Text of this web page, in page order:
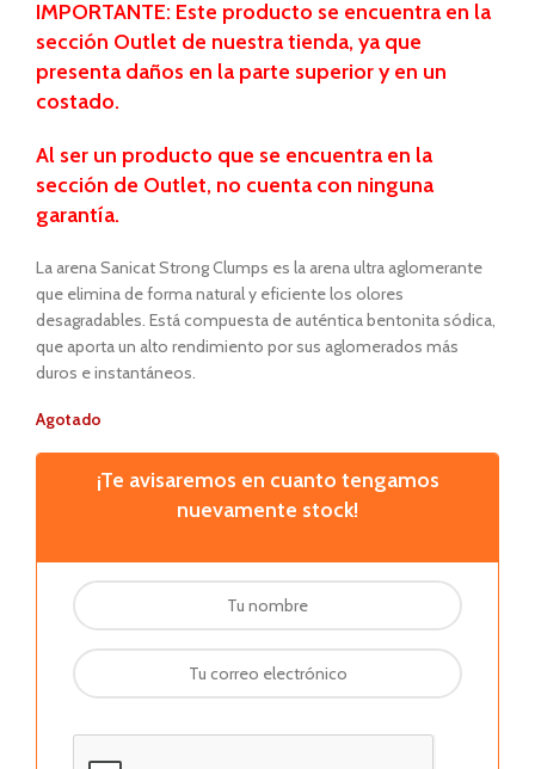
IMPORTANTE: Este producto se encuentra en la
sección Outlet de nuestra tienda, ya que
presenta daños en la parte superior y en un
costado.
Al ser un producto que se encuentra en la
sección de Outlet, no cuenta con ninguna
garantía.
La arena Sanicat Strong Clumps es la arena ultra aglomerante
que elimina de forma natural y eficiente los olores
desagradables. Está compuesta de auténtica bentonita sódica,
que aporta un alto rendimiento por sus aglomerados más
duros e instantáneos.
Agotado
¡Te avisaremos en cuanto tengamos
nuevamente stock!